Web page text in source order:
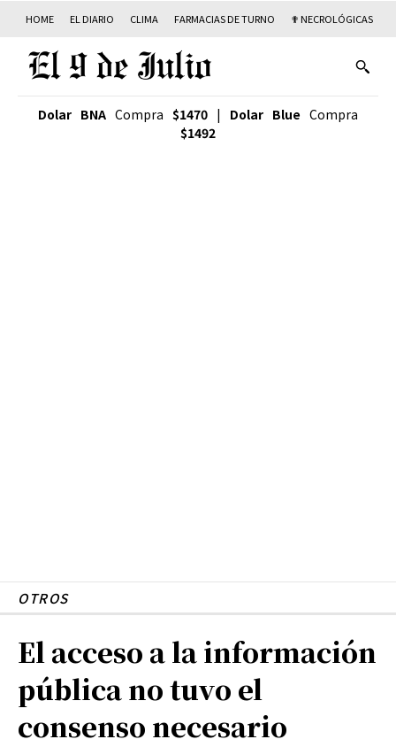
HOME EL DIARIO CLIMA FARMACIAS DE TURNO ✟ NECROLÓGICAS
Dolar BNA Compra $1470 | Dolar Blue Compra
$1492
OTROS
El acceso a la información
pública no tuvo el
consenso necesario